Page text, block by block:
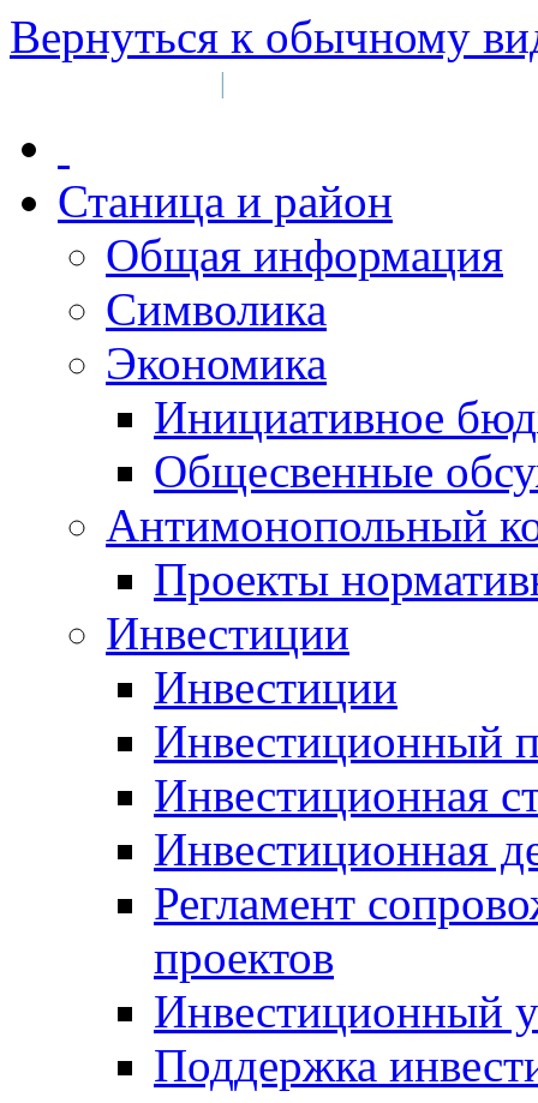
Вернуться к обычному
|
Станица и район
Общая информация
Символика
Экономика
Инициативное
Общесвенные
Антимонопольный
Проекты
Инвестиции
Инвестиции
Инвестиционный
Инвестиционная
Инвестиционная
Регламент
проектов
Инвестиционный
Поддержка